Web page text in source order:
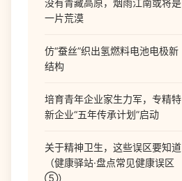
没有青藏高原，烟雨江南或将是
一片荒漠
仿“蚕丝”织出氢燃料电池电极新
结构
培育青年企业家生力军，专精特
新企业“五年传承计划”启动
关于精神卫生，这些误区要知道
（健康驿站·盘点常见健康误区
⑤）